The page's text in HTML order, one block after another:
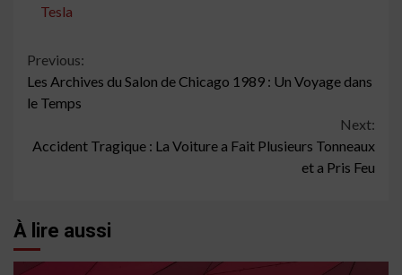
Tesla
Continue
Reading
Previous:
Les Archives du Salon de Chicago 1989 : Un Voyage dans
le Temps
Next:
Accident Tragique : La Voiture a Fait Plusieurs Tonneaux
et a Pris Feu
À lire aussi